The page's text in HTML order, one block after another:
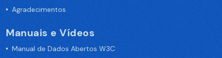
Agradecimentos
Manuais e Vídeos
Manual de Dados Abertos W3C